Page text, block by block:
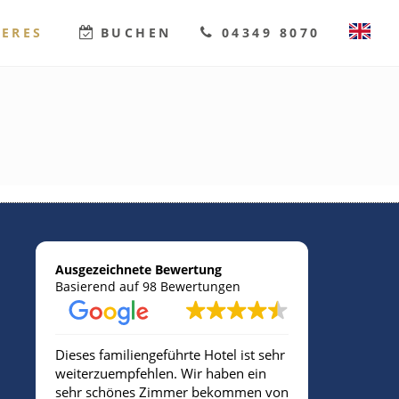
BUCHEN 04349 8070
Ausgezeichnete Bewertung
Basierend auf 98 Bewertungen
Dieses familiengeführte Hotel ist sehr
weiterzuempfehlen. Wir haben ein
sehr schönes Zimmer bekommen von